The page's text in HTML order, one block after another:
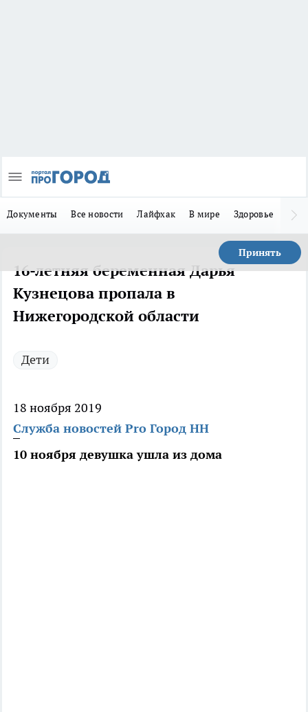
Документы Все новости Лайфхак В мире Здоровье
Принять
16-летняя беременная Дарья
Кузнецова пропала в
Нижегородской области
Дети
18 ноября 2019
Служба новостей Pro Город НН
10 ноября девушка ушла из дома